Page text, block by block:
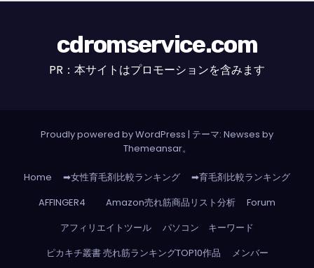
cdromservice.com
PR：本サイトはプロモーションを含みます
Proudly powered by WordPress | テーマ: Newses by
Themeansar。
Home ➡女性育毛剤比較ランキング
➡育毛剤比較ランキング
AFFINGER4
Amazon売れ筋商品リスト分析
Forum
アフィリエイトツール
パソコン キーワード
ピカキチ叢書 売れ筋ランキングTOP10作品
メンバー